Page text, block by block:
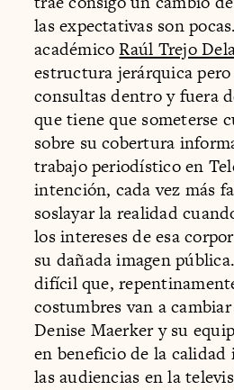
las expectativas son
académicoRaúl Trejo
estructura jerárquica pero
consultas dentro y fuera
que tiene que someterse
sobre su cobertura
trabajo periodístico en
intención, cada vez más
soslayar la realidad
los intereses de esa
su dañada imagen
difícil que,
costumbres van a
Denise Maerker y su
en beneficio de la
las audiencias en la